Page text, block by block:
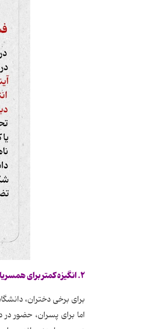
۲.انگیزه کمتر برای
برای برخی دختران،
اما برای پسران، حضور